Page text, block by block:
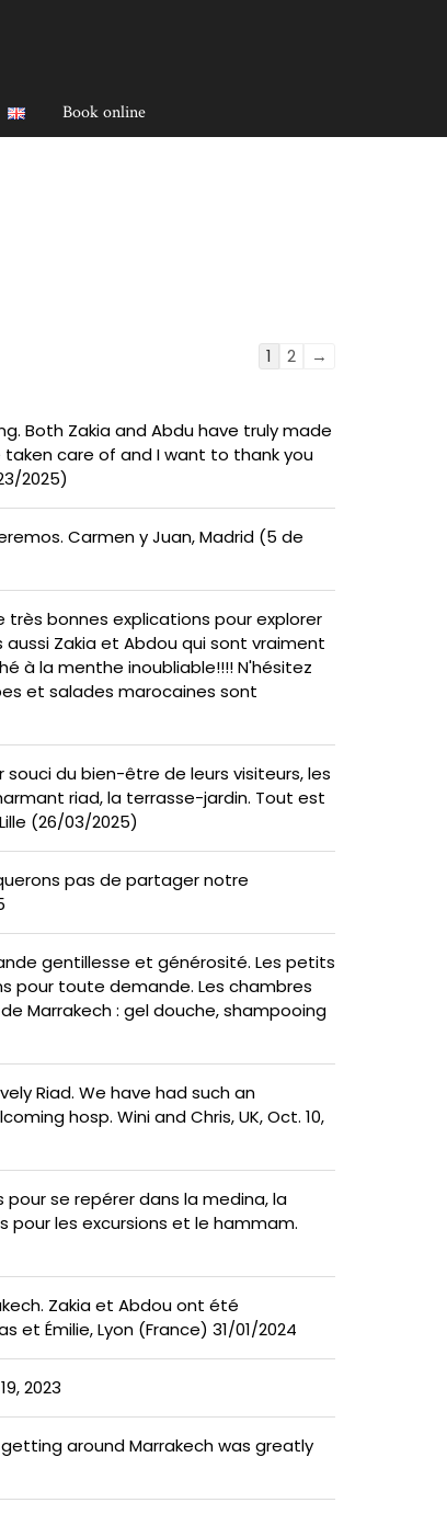
Book online
Guestbook
1 2
→
Both Zakia and Abdu have truly made
care of and I want to thank you
2025)
Carmen y Juan, Madrid (5 de
très bonnes explications pour explorer
Zakia et Abdou qui sont vraiment
à la menthe inoubliable!!!! N'hésitez
et salades marocaines sont
du bien-être de leurs visiteurs, les
riad, la terrasse-jardin. Tout est
(26/03/2025)
pas de partager notre
gentillesse et générosité. Les petits
pour toute demande. Les chambres
Marrakech : gel douche, shampooing
Riad. We have had such an
hosp. Wini and Chris, UK, Oct. 10,
se repérer dans la medina, la
pour les excursions et le hammam.
Zakia et Abdou ont été
Émilie, Lyon (France) 31/01/2024
2023
around Marrakech was greatly